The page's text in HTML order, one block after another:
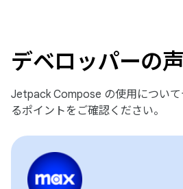
デベロッパーの声
Jetpack Compose の使用につい
るポイントをご確認ください。